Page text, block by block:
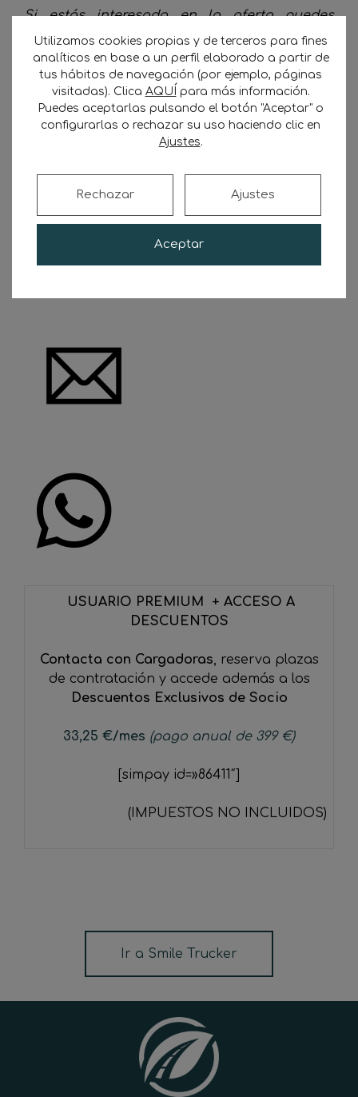
Si estás interesado en la oferta puedes
consultarnos por WhatsApp
o, si lo prefieres,
contactamos contigo por teléfono rellenando
el siguiente formulario:
No se ha encontrado ningún campo.
CONTACTO CON CARGADORAS ↵
¡YA SOY SOCIO!
Fija fecha para el
tráficocontactando contu asesor.
USUARIO PREMIUM + ACCESO A
DESCUENTOS
Contacta con Cargadoras , reserva plazas
de contratación y accede además a los
Descuentos Exclusivos de Socio
33,25 €/mes (pago anual de 399 €)
[simpay id=»86411″]
(IMPUESTOS NO INCLUIDOS)
Ir a Smile Trucker
Utilizamos cookies propias y de terceros para fines
analíticos en base a un perfil elaborado a partir de
tus hábitos de navegación (por ejemplo, páginas
visitadas). Clica AQUÍ para más información.
Puedes aceptarlas pulsando el botón "Aceptar" o
configurarlas o rechazar su uso haciendo clic en
Ajustes.
Aceptar
Rechazar Ajustes